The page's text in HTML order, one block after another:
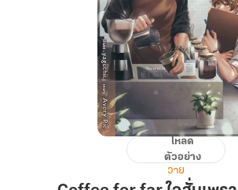
Coffee
far
โหลด
ตัวอย่าง
วาย